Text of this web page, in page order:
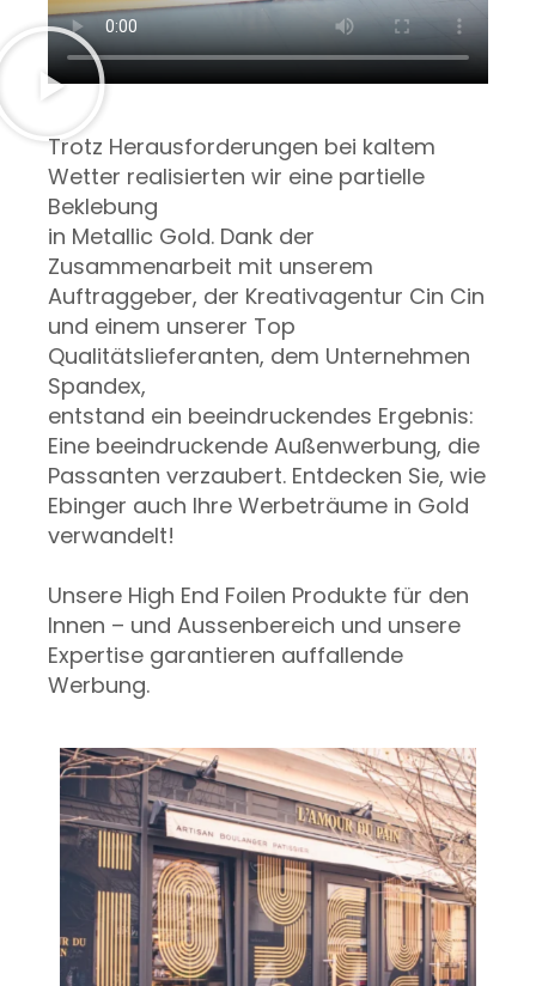
Trotz Herausforderungen bei kaltem
Wetter realisierten wir eine partielle
Beklebung
in Metallic Gold. Dank der
Zusammenarbeit mit unserem
Auftraggeber, der Kreativagentur Cin Cin
und einem unserer Top
Qualitätslieferanten, dem Unternehmen
Spandex,
entstand ein beeindruckendes Ergebnis:
Eine beeindruckende Außenwerbung, die
Passanten verzaubert. Entdecken Sie, wie
Ebinger auch Ihre Werbeträume in Gold
verwandelt!
Unsere High End Foilen Produkte für den
Innen – und Aussenbereich und unsere
Expertise garantieren auffallende
Werbung.